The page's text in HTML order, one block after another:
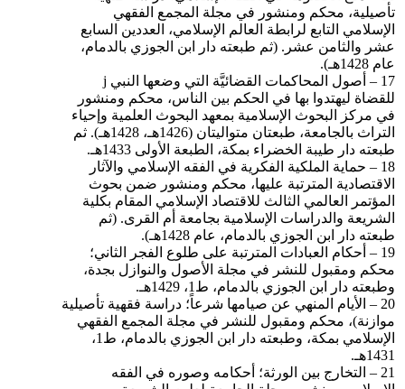
تأصيلية، محكم ومنشور في مجلة المجمع الفقهي
الإسلامي التابع لرابطة العالم الإسلامي، العددين السابع
عشر والثامن عشر. (ثم طبعته دار ابن الجوزي بالدمام،
عام 1428هـ).
17 – أصول المحاكمات القضائيَّة التي وضعها النبي j
للقضاة ليهتدوا بها في الحكم بين الناس، محكم ومنشور
في مركز البحوث الإسلامية بمعهد البحوث العلمية وإحياء
التراث بالجامعة، طبعتان متواليتان (1426هـ، 1428هـ). ثم
طبعته دار طيبة الخضراء بمكة، الطبعة الأولى 1433هـ.
18 – حماية الملكية الفكرية في الفقه الإسلامي والآثار
الاقتصادية المترتبة عليها، محكم ومنشور ضمن بحوث
المؤتمر العالمي الثالث للاقتصاد الإسلامي المقام بكلية
الشريعة والدراسات الإسلامية بجامعة أم القرى. (ثم
طبعته دار ابن الجوزي بالدمام، عام 1428هـ).
19 – أحكام العبادات المترتبة على طلوع الفجر الثاني؛
محكم ومقبول للنشر في مجلة الأصول والنوازل بجدة،
وطبعته دار ابن الجوزي بالدمام، ط1، 1429هـ.
20 – الأيام المنهي عن صيامها شرعاً؛ دراسة فقهية تأصيلية
موازنة)، محكم ومقبول للنشر في مجلة المجمع الفقهي
الإسلامي بمكة، وطبعته دار ابن الجوزي بالدمام، ط1،
1431هـ.
21 – التخارج بين الورثة؛ أحكامه وصوره في الفقه